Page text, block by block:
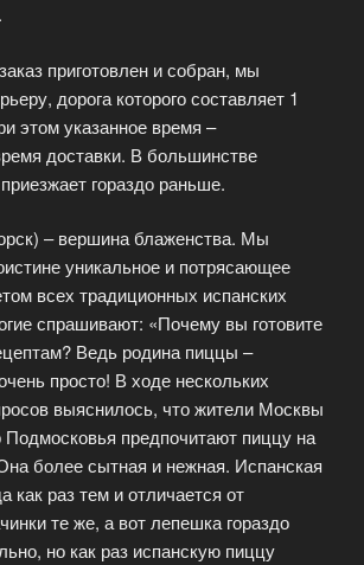
приготовлен и собран, мы
дорога которого составляет 1
этом указанное время –
доставки. В большинстве
гораздо раньше.
– вершина блаженства. Мы
уникальное и потрясающее
всех традиционных испанских
спрашивают: «Почему вы готовите
Ведь родина пиццы –
просто! В ходе нескольких
выяснилось, что жители Москвы
предпочитают пиццу на
более сытная и нежная. Испанская
как раз тем и отличается от
те же, а вот лепешка гораздо
но как раз испанскую пиццу